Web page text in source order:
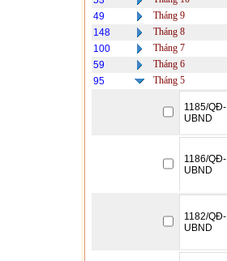
49
Tháng 9
148
Tháng 8
100
Tháng 7
59
Tháng 6
95
Tháng 5
1185/QĐ-
UBND
1186/QĐ-
UBND
1182/QĐ-
UBND